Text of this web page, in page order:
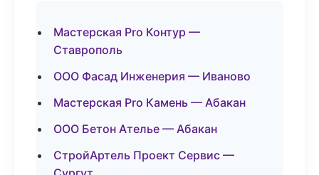
Мастерская Pro Контур —
Ставрополь
ООО Фасад Инженерия — Иваново
Мастерская Pro Камень — Абакан
ООО Бетон Ателье — Абакан
СтройАртель Проект Сервис —